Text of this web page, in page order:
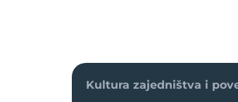
Kultura zajedništva i